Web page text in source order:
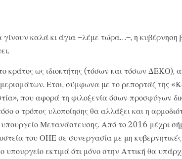
καλά κι άγια –λέμε τώρα…–, η κυβέρνηση
κράτος ως ιδιοκτήτης (τόσων και τόσων ΔΕΚΟ),
Ετσι, σύμφωνα με το ρεπορτάζ της
που αφορά τη φιλοξενία όσων προσφύγων
ο τρόπος υλοποίησης θα αλλάξει και η
Μετανάστευσης. Από το 2016 μέχρι
του ΟΗΕ σε συνεργασία με μη
υπουργείο εκτιμά ότι μόνο στην Αττική θα